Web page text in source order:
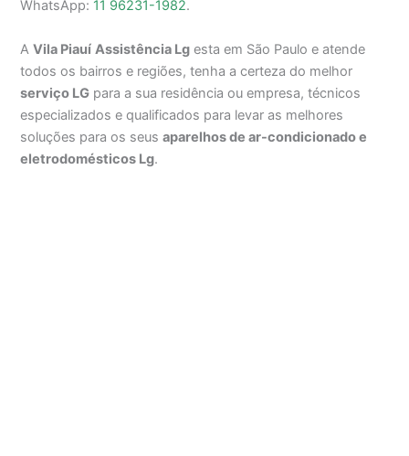
WhatsApp: 11 96231-1982.
AVila Piauí Assistência Lg esta em São Paulo e atende
todos os bairros e regiões, tenha a certeza do melhor
serviço LG para a sua residência ou empresa, técnicos
especializados e qualificados para levar as melhores
soluções para os seusaparelhos de ar-condicionado e
eletrodomésticos Lg.